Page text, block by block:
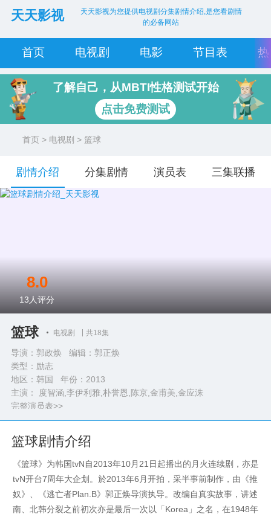
天天影视
天天影视为您提供电视剧分集剧情介绍,是您看剧情
的必备网站
首页 电视剧 电影 节目表
了解自己，从MBTI性格测试开始
点击免费测试
首页 > 电视剧 > 篮球
剧情介绍 分集剧情 演员表 三集联播
篮球 电视剧 共18集
导演：郭政焕 编辑：郭正焕
类型： 励志
地区：韩国 年份： 2013
主演： 度智涵,李伊利雅,朴誉恩,陈京,金甫美,金应洙
完整演员表>>
8.0
13 人评分
篮球剧情介绍
《篮球》为韩国tvN自2013年10月21日起播出的月火连续剧，亦是
tvN开台7周年大企划。於2013年6月开拍，采半事前制作，由《推
奴》、《逃亡者Plan.B》郭正焕导演执导。改编自真实故事，讲述
南、北韩分裂之前初次亦是最后一次以「Korea」之名，在1948年